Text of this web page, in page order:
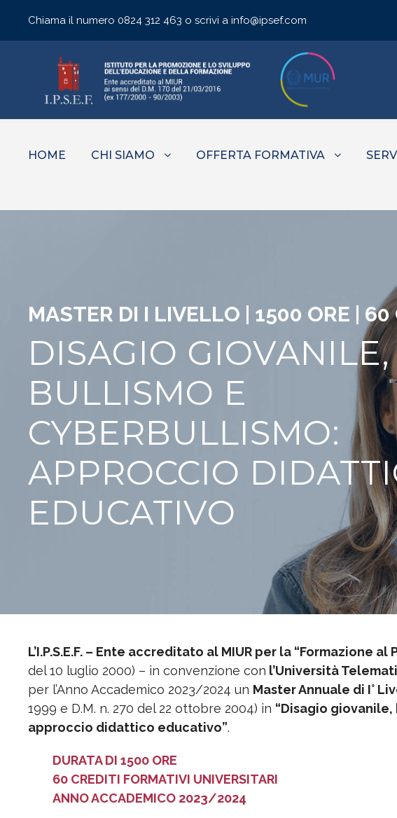
Chiama il numero 0824 312 463 o scrivi a info@ipsef.com
HOME CHI SIAMO OFFERTA FORMATIVA
MASTER DI I LIVELLO | 1500 ORE | 60
DISAGIO GIOVANILE,
BULLISMO E
CYBERBULLISMO:
APPROCCIO
EDUCATIVO
L’I.P.S.E.F. – Ente accreditato al MIUR per la “Formazione
del 10 luglio 2000) – in convenzione con l’Università
per l’Anno Accademico 2023/2024 un Master Annuale di I°
1999 e D.M. n. 270 del 22 ottobre 2004) in “Disagio
approccio didattico educativo”.
DURATA DI 1500 ORE
60 CREDITI FORMATIVI UNIVERSITARI
ANNO ACCADEMICO 2023/2024